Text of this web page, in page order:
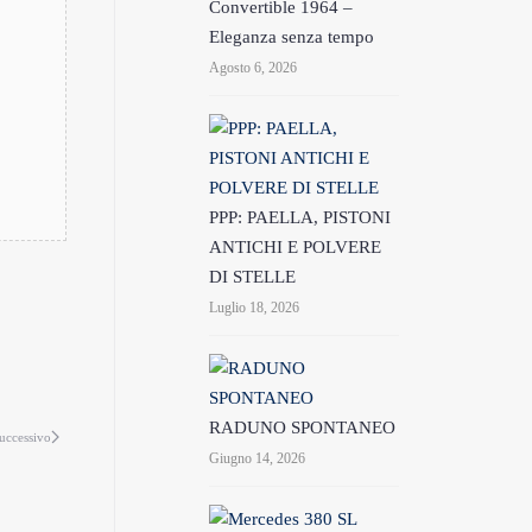
Convertible 1964 –
Eleganza senza tempo
Agosto 6, 2026
PPP: PAELLA, PISTONI
ANTICHI E POLVERE
DI STELLE
Luglio 18, 2026
RADUNO SPONTANEO
Giugno 14, 2026